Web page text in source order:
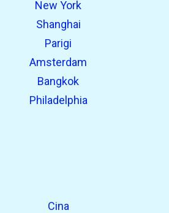
Prova questo open_in_new
Trovato in precedenza:
New York
Shanghai
Parigi
Amsterdam
Bangkok
Philadelphia
Cina